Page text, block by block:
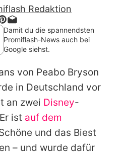
Richtlinien
Redaktion
Damit du die spannendsten
Promiflash-News auch bei
Google siehst.
von Peabo Bryson
in Deutschland vor
an zwei Disney-
ist auf dem
und das Biest
– und wurde dafür